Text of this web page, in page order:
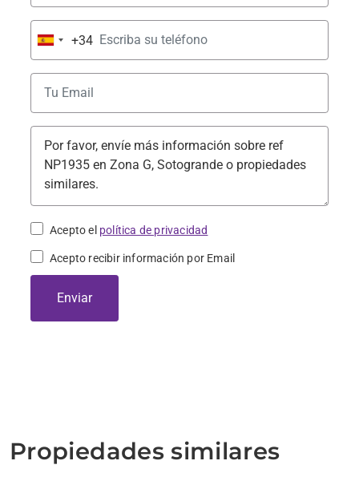
Spain+34
Acepto el política de privacidad
Acepto recibir información por Email
Enviar
Propiedades similares